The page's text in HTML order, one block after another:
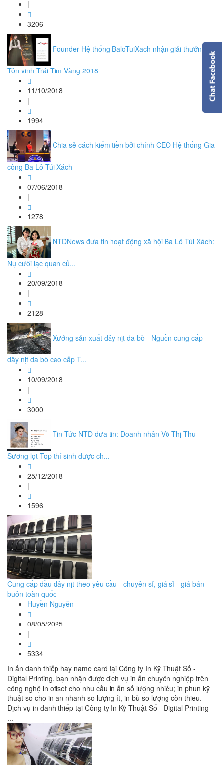
|
3206
Founder Hệ thống BaloTuiXach nhận giải thưởng
Tôn vinh Trái Tim Vàng 2018
11/10/2018
|
1994
Chia sẻ cách kiếm tiền bởi chính CEO Hệ thống Gia
công Ba Lô Túi Xách
07/06/2018
|
1278
NTDNews đưa tin hoạt động xã hội Ba Lô Túi Xách:
Nụ cười lạc quan củ...
20/09/2018
|
2128
Xướng sản xuất dây nịt da bò - Nguồn cung cấp
dây nịt da bò cao cấp T...
10/09/2018
|
3000
Tin Tức NTD đưa tin: Doanh nhân Võ Thị Thu
Sương lọt Top thí sinh được ch...
25/12/2018
|
1596
Cung cấp đầu dây nịt theo yêu cầu - chuyên sỉ, giá sỉ - giá bán
buôn toàn quốc
Huyền Nguyễn
08/05/2025
|
5334
In ấn danh thiếp hay name card tại Công ty In Kỹ Thuật Số -
Digital Printing, bạn nhận được dịch vụ in ấn chuyên nghiệp trên
công nghệ in offset cho nhu cầu in ấn số lượng nhiều; in phun kỹ
thuật số cho in ấn nhanh số lượng ít, in bù số lượng còn thiếu.
Dịch vụ in danh thiếp tại Công ty In Kỹ Thuật Số - Digital Printing
...